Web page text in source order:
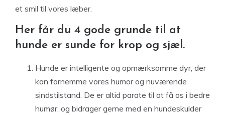
et smil til vores læber.
Her får du 4 gode grunde til at
hunde er sunde for krop og sjæl.
Hunde er intelligente og opmærksomme dyr, der
kan fornemme vores humor og nuværende
sindstilstand. De er altid parate til at få os i bedre
humør, og bidrager gerne med en hundeskulder